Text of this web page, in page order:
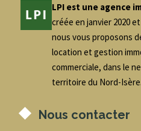
LPI est une agence
créée en janvier 2020
nous vous proposons
location et gestion
commerciale, dans le
territoire du Nord-Isère.
Nous contacter